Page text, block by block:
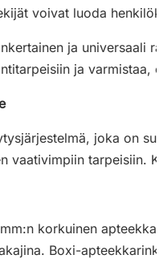
voivat luoda
ja universaali
ja varmistaa,
joka on
vaativimpiin tarpeisiin.
korkuinen
Boxi-